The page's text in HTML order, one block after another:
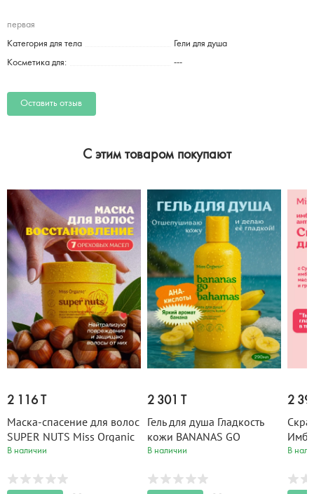
первая
Категория для тела Гели для душа
Косметика для: ---
Оставить отзыв
C этим товаром покупают
2 116 T
Маска-спасение для волос
SUPER NUTS Miss Organic
140 мл
В наличии
2 301 T
Гель для душа Гладкость
кожи BANANAS GO
BAHAMAS Miss Organic
В наличии
2
220
В